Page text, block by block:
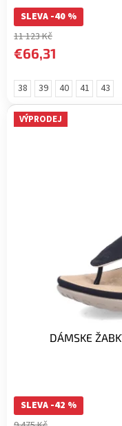
SLEVA -40 %
11 123 Kč
€66,31
38 39 40 41 43
VÝPRODEJ
DÁMSKE
SLEVA -42 %